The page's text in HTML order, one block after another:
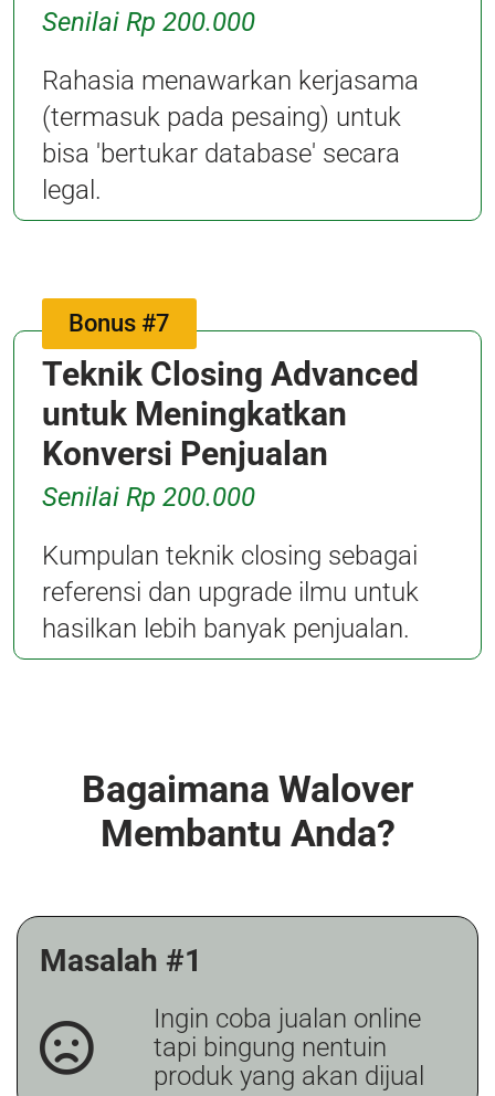
Senilai Rp 200.000
Rahasia menawarkan kerjasama
(termasuk pada pesaing) untuk
bisa 'bertukar database' secara
legal.
Bonus #7
Teknik Closing Advanced
untuk Meningkatkan
Konversi Penjualan
Senilai Rp 200.000
Kumpulan teknik closing sebagai
referensi dan upgrade ilmu untuk
hasilkan lebih banyak penjualan.
Bagaimana Walover
Membantu Anda?
Masalah #1
Ingin coba jualan online
tapi bingung nentuin
produk yang akan dijual